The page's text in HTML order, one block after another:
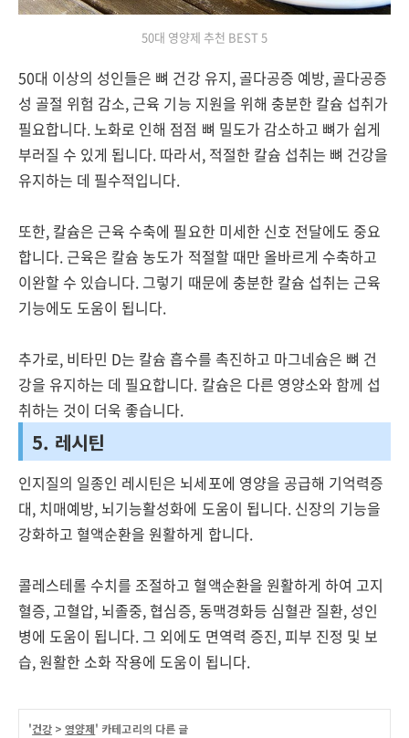
50대 영양제 추천 BEST 5
50대 이상의 성인들은 뼈 건강 유지, 골다공증 예방, 골다공증
성 골절 위험 감소, 근육 기능 지원을 위해 충분한 칼슘 섭취가
필요합니다. 노화로 인해 점점 뼈 밀도가 감소하고 뼈가 쉽게
부러질 수 있게 됩니다. 따라서, 적절한 칼슘 섭취는 뼈 건강을
유지하는 데 필수적입니다.
또한, 칼슘은 근육 수축에 필요한 미세한 신호 전달에도 중요
합니다. 근육은 칼슘 농도가 적절할 때만 올바르게 수축하고
이완할 수 있습니다. 그렇기 때문에 충분한 칼슘 섭취는 근육
기능에도 도움이 됩니다.
추가로, 비타민 D는 칼슘 흡수를 촉진하고 마그네슘은 뼈 건
강을 유지하는 데 필요합니다. 칼슘은 다른 영양소와 함께 섭
취하는 것이 더욱 좋습니다.
5. 레시틴
인지질의 일종인 레시틴은 뇌세포에 영양을 공급해 기억력증
대, 치매예방, 뇌기능활성화에 도움이 됩니다. 신장의 기능을
강화하고 혈액순환을 원활하게 합니다.
콜레스테롤 수치를 조절하고 혈액순환을 원활하게 하여 고지
혈증, 고혈압, 뇌졸중, 협심증, 동맥경화등 심혈관 질환, 성인
병에 도움이 됩니다. 그 외에도 면역력 증진, 피부 진정 및 보
습, 원활한 소화 작용에 도움이 됩니다.
'건강 >영양제' 카테고리의 다른 글